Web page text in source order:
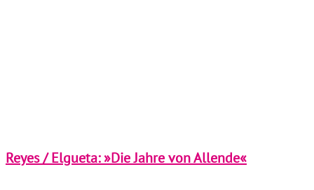
Reyes / Elgueta: »Die Jahre von Allende«